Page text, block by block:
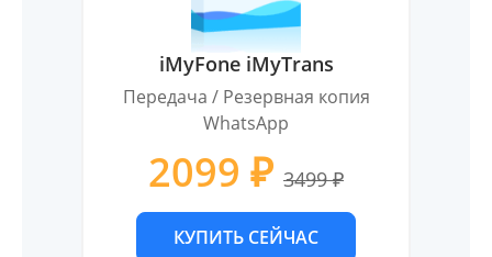
iMyFone iMyTrans
Передача / Резервная копия
WhatsApp
2099 ₽ 3499 ₽
КУПИТЬ СЕЙЧАС